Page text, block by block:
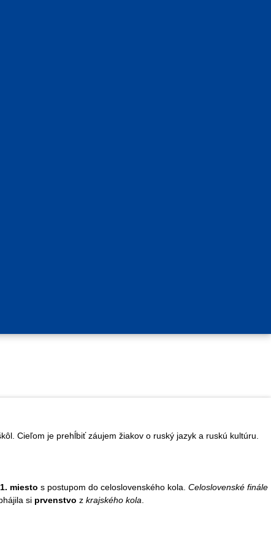
Cieľom je prehĺbiť záujem žiakov o ruský jazyk a ruskú kultúru.
1. miesto s postupom do celoslovenského kola. Celoslovenské finále
si prvenstvo z krajského kola.